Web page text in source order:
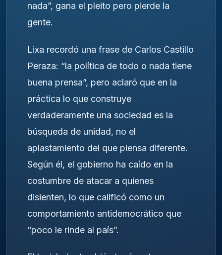
nada”, gana el pleito pero pierde la
gente.
Lixa recordó una frase de Carlos Castillo
Peraza: “la política de todo o nada tiene
buena prensa”, pero aclaró que en la
práctica lo que construye
verdaderamente una sociedad es la
búsqueda de unidad, no el
aplastamiento del que piensa diferente.
Según él, el gobierno ha caído en la
costumbre de atacar a quienes
disienten, lo que calificó como un
comportamiento antidemocrático que
“poco le rinde al país”.